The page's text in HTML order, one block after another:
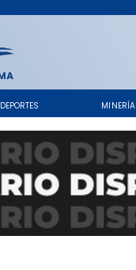
DEPORTES MINERÍA